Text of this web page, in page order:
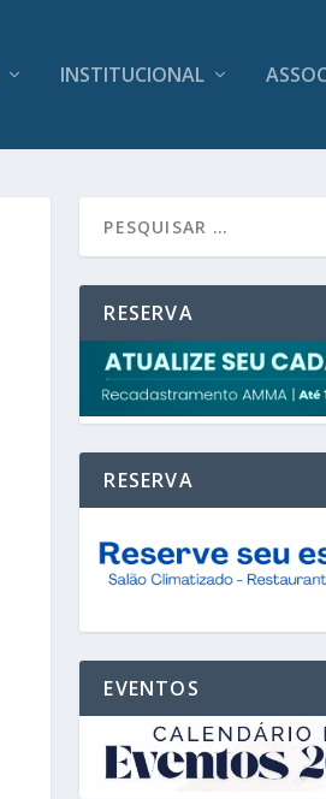
INSTITUCIONAL
RESERVA
RESERVA
EVENTOS